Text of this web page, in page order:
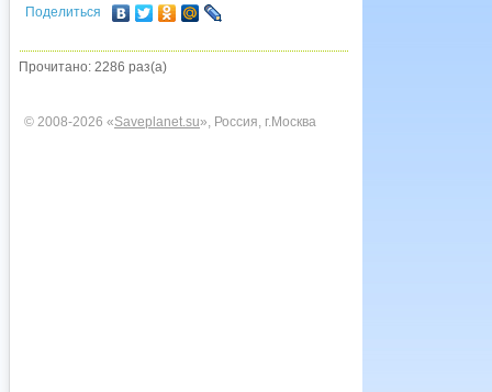
Поделиться
Прочитано: 2286 раз(а)
© 2008-2026 «Saveplanet.su», Россия, г.Москва